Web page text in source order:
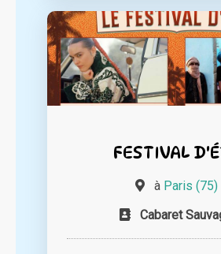
FESTIVAL
à Paris (75)
Cabaret